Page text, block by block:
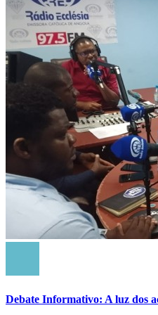
Debate Informativo: A luz dos